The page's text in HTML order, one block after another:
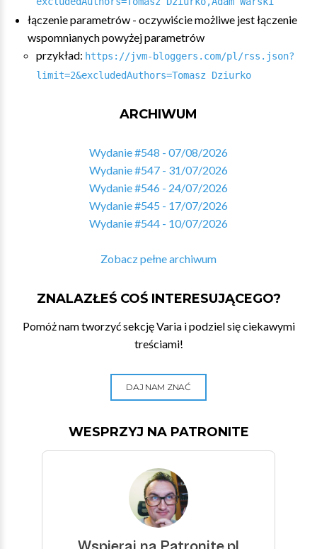
łączenie parametrów - oczywiście możliwe jest łączenie
wspomnianych powyżej parametrów
przykład: https://jvm-bloggers.com/pl/rss.json?
limit=2&excludedAuthors=Tomasz Dziurko
ARCHIWUM
Wydanie #548 - 07/08/2026
Wydanie #547 - 31/07/2026
Wydanie #546 - 24/07/2026
Wydanie #545 - 17/07/2026
Wydanie #544 - 10/07/2026
Zobacz pełne archiwum
ZNALAZŁEŚ COŚ INTERESUJĄCEGO?
Pomóż nam tworzyć sekcję Varia i podziel się ciekawymi
treściami!
DAJ NAM ZNAĆ
WESPRZYJ NA PATRONITE